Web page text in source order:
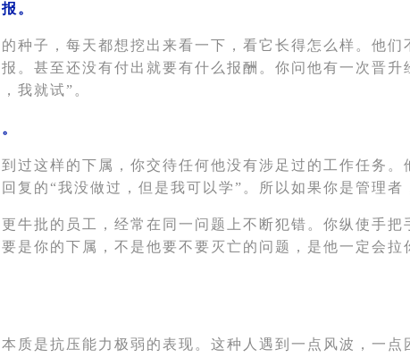
。
种子，每天都想挖出来看一下，看它长得怎么样。他
。甚至还没有付出就要有什么报酬。你问他有一次晋
我就试”。
过这样的下属，你交待任何他没有涉足过的工作任务
复的“我没做过，但是我可以学”。所以如果你是管理者
牛批的员工，经常在同一问题上不断犯错。你纵使手
是你的下属，不是他要不要灭亡的问题，是他一定会
质是抗压能力极弱的表现。这种人遇到一点风波，一点